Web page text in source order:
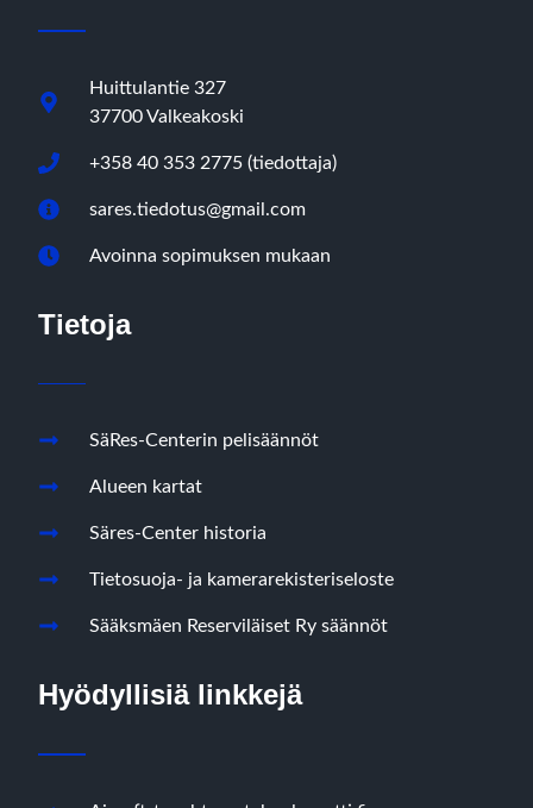
Huittulantie 327
37700 Valkeakoski
+358 40 353 2775 (tiedottaja)
sares.tiedotus@gmail.com
Avoinna sopimuksen mukaan
Tietoja
SäRes-Centerin pelisäännöt
Alueen kartat
Säres-Center historia
Tietosuoja- ja kamerarekisteriseloste
Sääksmäen Reserviläiset Ry säännöt
Hyödyllisiä linkkejä